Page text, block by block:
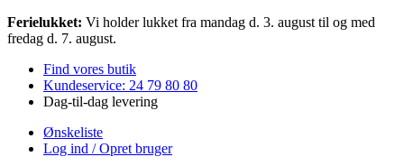
Videre
til
Ferielukket: Vi holder lukket fra mandag d. 3. august til og med
fredag d. 7. august.
Find vores butik
Kundeservice: 24 79 80 80
Dag-til-dag levering
Ønskeliste
Log ind / Opret bruger